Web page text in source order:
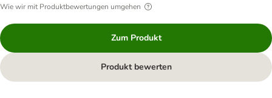
Wie wir mit Produktbewertungen umgehen
Zum Produkt
Produkt bewerten